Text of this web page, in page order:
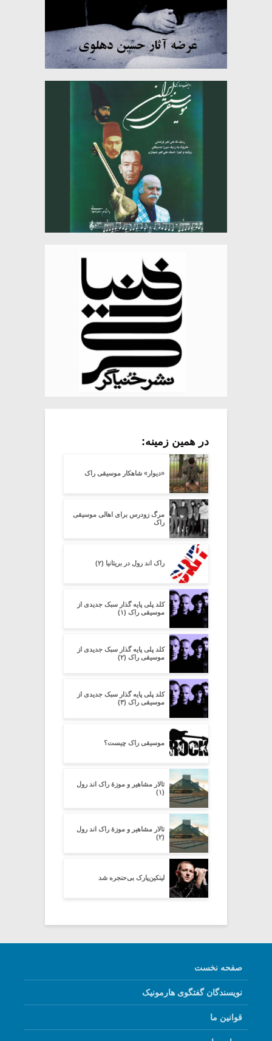
در همین زمینه:
«دیوار» شاهکار موسیقی راک
مرگ زودرس برای اهالی موسیقی
راک
راک اند رول در بریتانیا (۲)
کلد پلی پایه گذار سبک جدیدی از
موسیقی راک (۱)
کلد پلی پایه گذار سبک جدیدی از
موسیقی راک (۲)
کلد پلی پایه گذار سبک جدیدی از
موسیقی راک (۳)
موسیقی راک چیست؟
تالار مشاهیر و موزهٔ راک اند رول
(۱)
تالار مشاهیر و موزهٔ راک اند رول
(۲)
لینکین‌پارک بی‌حنجره شد
صفحه نخست
نویسندگان گفتگوی هارمونیک
قوانین ما